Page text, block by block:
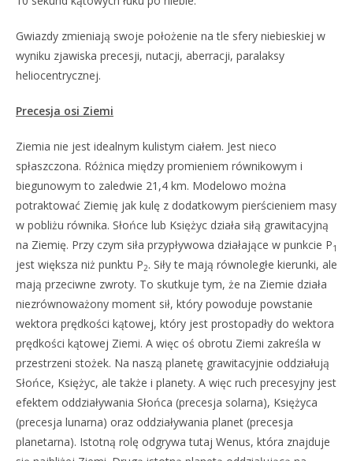
Gwiazdy zmieniają swoje położenie na tle sfery niebieskiej w
wyniku zjawiska precesji, nutacji, aberracji, paralaksy
heliocentrycznej.
Precesja osi Ziemi
Ziemia nie jest idealnym kulistym ciałem. Jest nieco
spłaszczona. Różnica między promieniem równikowym i
biegunowym to zaledwie 21,4 km. Modelowo można
potraktować Ziemię jak kulę z dodatkowym pierścieniem masy
w pobliżu równika. Słońce lub Księżyc działa siłą grawitacyjną
na Ziemię. Przy czym siła przypływowa działające w punkcie P1
jest większa niż punktu P2. Siły te mają równoległe kierunki, ale
mają przeciwne zwroty. To skutkuje tym, że na Ziemie działa
niezrównoważony moment sił, który powoduje powstanie
wektora prędkości kątowej, który jest prostopadły do wektora
prędkości kątowej Ziemi. A więc oś obrotu Ziemi zakreśla w
przestrzeni stożek. Na naszą planetę grawitacyjnie oddziałują
Słońce, Księżyc, ale także i planety. A więc ruch precesyjny jest
efektem oddziaływania Słońca (precesja solarna), Księżyca
(precesja lunarna) oraz oddziaływania planet (precesja
planetarna). Istotną rolę odgrywa tutaj Wenus, która znajduje